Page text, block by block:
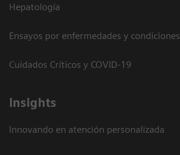
Hepatología
Ensayos por enfermedades y condiciones
Cuidados Críticos y COVID-19
Insights
Innovando en atención personalizada